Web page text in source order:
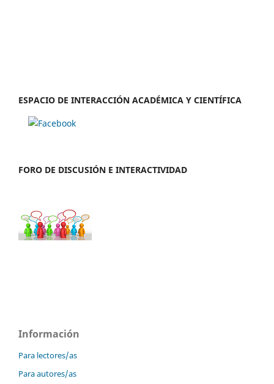
ESPACIO DE INTERACCIÓN ACADÉMICA Y CIENTÍFICA
FORO DE DISCUSIÓN E INTERACTIVIDAD
Información
Para lectores/as
Para autores/as